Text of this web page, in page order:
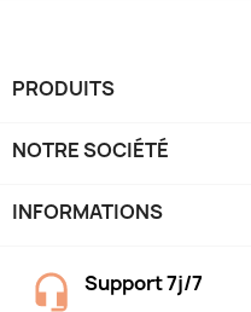
PRODUITS
NOTRE SOCIÉTÉ
INFORMATIONS
Support 7j/7